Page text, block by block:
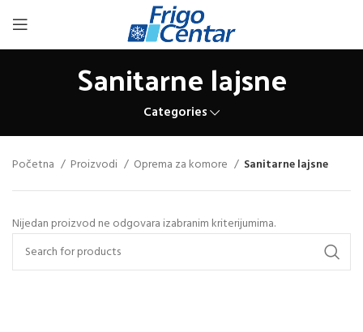
Sanitarne lajsne
Categories
Početna Proizvodi Oprema za komore Sanitarne lajsne
Nijedan proizvod ne odgovara izabranim kriterijumima.